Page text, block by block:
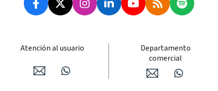
Atención al usuario
Departamento
comercial